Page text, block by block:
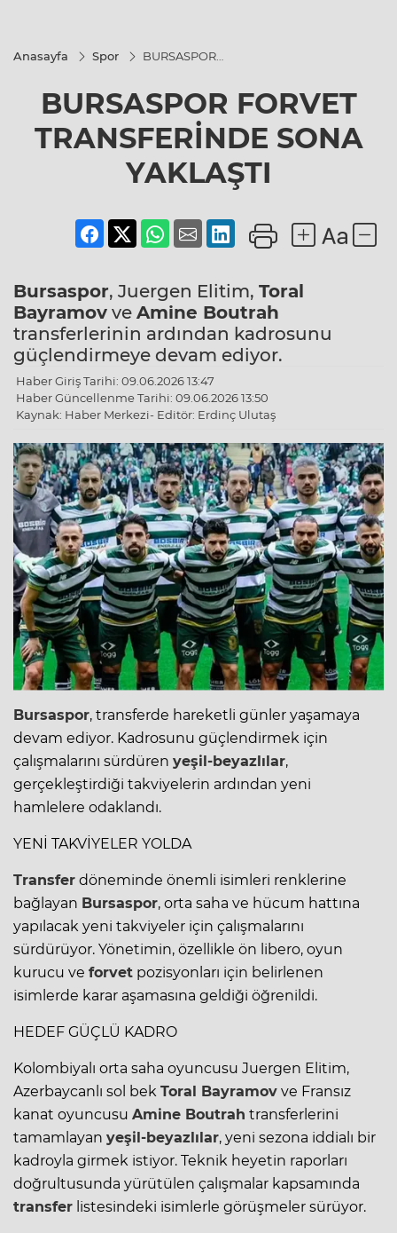
Anasayfa Spor
BURSASPOR
SONA YAKLAŞTI
BURSASPOR FORVET
TRANSFERİNDE SONA
YAKLAŞTI
Bursaspor, Juergen Elitim, Toral
Bayramov ve Amine Boutrah
transferlerinin ardından kadrosunu
güçlendirmeye devam ediyor.
Haber Giriş Tarihi: 09.06.2026 13:47
Haber Güncellenme Tarihi: 09.06.2026 13:50
Kaynak: Haber Merkezi- Editör: Erdinç Ulutaş
Bursaspor, transferde hareketli günler yaşamaya
devam ediyor. Kadrosunu güçlendirmek için
çalışmalarını sürdüren yeşil-beyazlılar,
gerçekleştirdiği takviyelerin ardından yeni
hamlelere odaklandı.
YENİ TAKVİYELER YOLDA
Transfer döneminde önemli isimleri renklerine
bağlayan Bursaspor, orta saha ve hücum hattına
yapılacak yeni takviyeler için çalışmalarını
sürdürüyor. Yönetimin, özellikle ön libero, oyun
kurucu ve forvet pozisyonları için belirlenen
isimlerde karar aşamasına geldiği öğrenildi.
HEDEF GÜÇLÜ KADRO
Kolombiyalı orta saha oyuncusu Juergen Elitim,
Azerbaycanlı sol bek Toral Bayramov ve Fransız
kanat oyuncusu Amine Boutrah transferlerini
tamamlayan yeşil-beyazlılar, yeni sezona iddialı bir
kadroyla girmek istiyor. Teknik heyetin raporları
doğrultusunda yürütülen çalışmalar kapsamında
transfer listesindeki isimlerle görüşmeler sürüyor.